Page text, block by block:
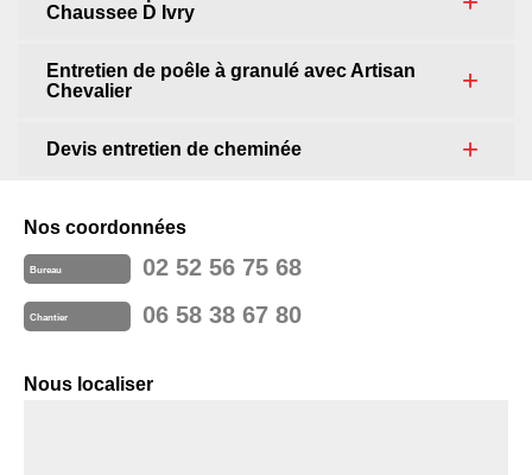
Chaussee D Ivry
Entretien de poêle à granulé avec Artisan
Chevalier
Devis entretien de cheminée
Nos coordonnées
Bureau 02 52 56 75 68
Chantier 06 58 38 67 80
Nous localiser